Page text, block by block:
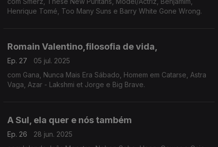
Henrique Tomé, Too Many Suns e Barry White Gone Wrong.
Romain Valentino,filosofia de vida,
Ep. 27
05 jul. 2025
com Gana, Nunca Mais Era Sábado, Homem em Catarse, Astra
Vaga, Azar - Lakshmi et Jorge e Big Brave.
A Sul, ela quer e nós também
Ep. 26
28 jun. 2025